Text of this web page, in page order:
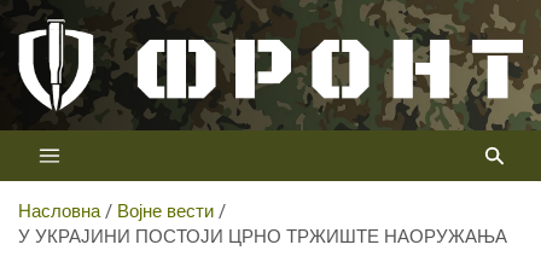
Скип
цонтент
Телевизија ФРОНТ
Први војни канал у Србији
Насловна
Војне вести
У УКРАЈИНИ ПОСТОЈИ ЦРНО ТРЖИШТЕ НАОРУЖАЊА